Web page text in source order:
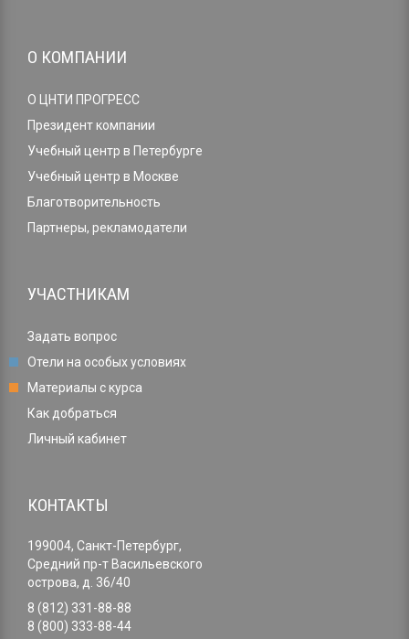
О КОМПАНИИ
О ЦНТИ ПРОГРЕСС
Президент компании
Учебный центр в Петербурге
Учебный центр в Москве
Благотворительность
Партнеры, рекламодатели
УЧАСТНИКАМ
Задать вопрос
Отели на особых условиях
Материалы с курса
Как добраться
Личный кабинет
КОНТАКТЫ
199004, Санкт-Петербург,
Средний пр-т Васильевского
острова, д. 36/40
8 (812) 331-88-88
8 (800) 333-88-44